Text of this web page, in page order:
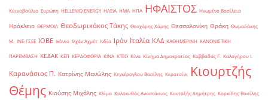
Κοινοβούλιο Ευρώπη ΗELLENiQ ENERGY ΗΛΕΙΑ ΗΜΑ ΗΠΑ ΗΦΑΙΣΤΟΣ Ηνωμένο Βασίλειο
Ηράκλειο ΘΕΡΜΟΙΛ Θεοδωρικάκος Τάκης Θεοχάρης Χάρης Θεσσαλονίκη Θράκη Θωμαδάκης
Μ. ΙΝΕ-ΓΣΕΕ ΙΟΒΕ Ικόνιο Ιλχάν Αχμέτ Ινδία Ιράν Ιταλία ΚΑΔ ΚΑΘΗΜΕΡΙΝΗ ΚΑΝΟΝΙΣΤΙΚΗ
ΠΑΡΕΜΒΑΣΗ ΚΕΔΑΚ ΚΕΠ ΚΕΡΔΟΦΟΡΙΑ ΚΙΝΑ ΚΤΕΟ Κίνα Κίνημα Δημοκρατίας Καββαθάς Γ. Καλογήρου Ι.
Καρανάσιος Π. Κατρίνης Μανώλης Κεγκέρογλου Βασίλης Κερατσίνι
Κιουρτζής
Θέμης Κιούσης Μιχάλης Κλίμα Κολοκυθάς Αναστάσιος Κονταξής Δημήτρης Κορκίδης Βασίλης